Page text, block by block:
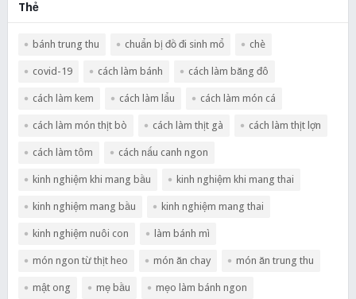
Thẻ
bánh trung thu chuẩn bị đồ đi sinh mổ chè
covid-19 cách làm bánh cách làm băng đô
cách làm kem cách làm lẩu cách làm món cá
cách làm món thịt bò cách làm thịt gà cách làm thịt lợn
cách làm tôm cách nấu canh ngon
kinh nghiệm khi mang bầu kinh nghiệm khi mang thai
kinh nghiệm mang bầu kinh nghiệm mang thai
kinh nghiệm nuôi con làm bánh mì
món ngon từ thịt heo món ăn chay món ăn trung thu
mật ong mẹ bầu mẹo làm bánh ngon